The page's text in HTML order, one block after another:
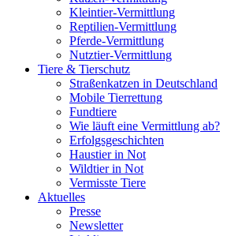
Kleintier-Vermittlung
Reptilien-Vermittlung
Pferde-Vermittlung
Nutztier-Vermittlung
Tiere & Tierschutz
Straßenkatzen in Deutschland
Mobile Tierrettung
Fundtiere
Wie läuft eine Vermittlung ab?
Erfolgsgeschichten
Haustier in Not
Wildtier in Not
Vermisste Tiere
Aktuelles
Presse
Newsletter